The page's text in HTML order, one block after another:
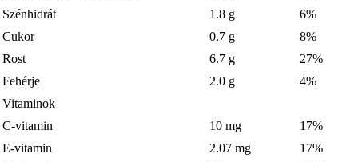
Szénhidrát
1.8 g
6%
Cukor
0.7 g
8%
Rost
6.7 g
27%
Fehérje
2.0 g
4%
Vitaminok
C-vitamin
10 mg
17%
E-vitamin
2.07 mg
17%